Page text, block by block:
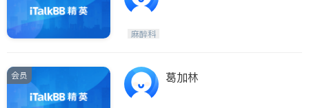
麻醉科
会员 葛加林